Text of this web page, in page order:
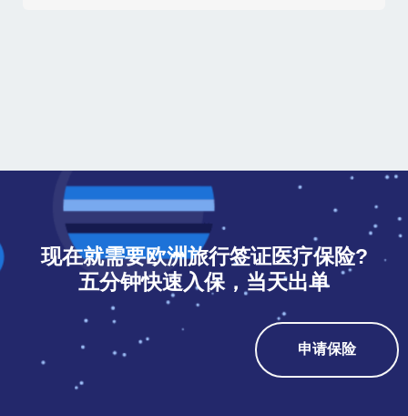
现在就需要欧洲旅行签证医疗保险?
五分钟快速入保，当天出单
申请保险